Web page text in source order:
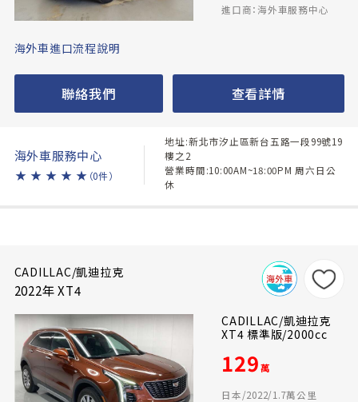
進口商：海外車服務中心
海外車進口流程說明
聯絡我們 查看詳情
海外車服務中心
★ ★ ★ ★ ★ （0件）
地址:新北市汐止區新台五路一段99號19
樓之2
營業時間:10:00AM~18:00PM 周六日公
休
CADILLAC/凱迪拉克
2022年 XT4
CADILLAC/凱迪拉克
XT4 標準版/2000cc
129萬
日本/2022/1.7萬公里